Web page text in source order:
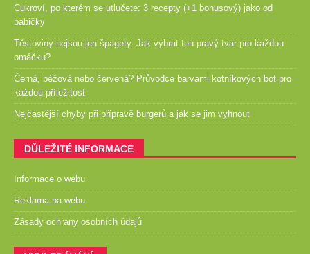
Cukroví, po kterém se utlučete: 3 recepty (+1 bonusový) jako od
babičky
Těstoviny nejsou jen špagety. Jak vybrat ten pravý tvar pro každou
omáčku?
Černá, béžová nebo červená? Průvodce barvami kotníkových bot pro
každou příležitost
Nejčastější chyby při přípravě burgerů a jak se jim vyhnout
DŮLEŽITÉ INFORMACE
Informace o webu
Reklama na webu
Zásady ochrany osobních údajů